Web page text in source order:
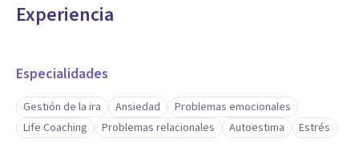
Experiencia
Especialidades
Gestión de la ira Ansiedad
Problemas emocionales
Life Coaching
Problemas relacionales Autoestima Estrés